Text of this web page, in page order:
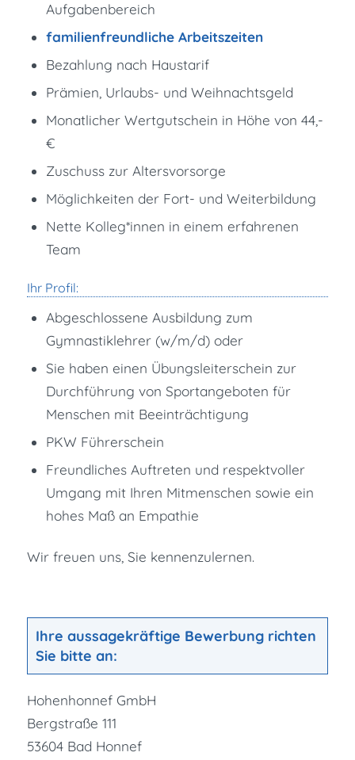
Aufgabenbereich
familienfreundliche Arbeitszeiten
Bezahlung nach Haustarif
Prämien, Urlaubs- und Weihnachtsgeld
Monatlicher Wertgutschein in Höhe von 44,-
€
Zuschuss zur Altersvorsorge
Möglichkeiten der Fort- und Weiterbildung
Nette Kolleg*innen in einem erfahrenen
Team
Ihr Profil:
Abgeschlossene Ausbildung zum
Gymnastiklehrer (w/m/d) oder
Sie haben einen Übungsleiterschein zur
Durchführung von Sportangeboten für
Menschen mit Beeinträchtigung
PKW Führerschein
Freundliches Auftreten und respektvoller
Umgang mit Ihren Mitmenschen sowie ein
hohes Maß an Empathie
Wir freuen uns, Sie kennenzulernen.
Ihre aussagekräftige Bewerbung richten
Sie bitte an:
Hohenhonnef GmbH
Bergstraße 111
53604 Bad Honnef